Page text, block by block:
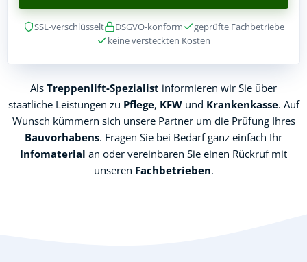
SSL-verschlüsselt DSGVO-konform
geprüfte Fachbetriebe
keine versteckten Kosten
Als Treppenlift-Spezialist informieren wir Sie über
staatliche Leistungen zu Pflege, KFWund Krankenkasse. Auf
Wunsch kümmern sich unsere Partner um die Prüfung Ihres
Bauvorhabens. Fragen Sie bei Bedarf ganz einfach Ihr
Infomaterial an oder vereinbaren Sie einen Rückruf mit
unseren Fachbetrieben.